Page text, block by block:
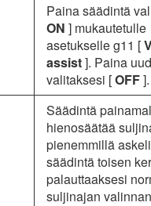
Paina säädintä
ON ] mukautetulle
asetukselle g11 [
assist]. Paina
valitaksesi [OFF].
Säädintä
hienosäätää
pienemmillä
säädintä toisen
palauttaaksesi
suljinajan